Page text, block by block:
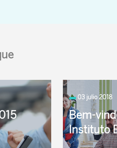
03 julio 2018
Bem-
Instituto